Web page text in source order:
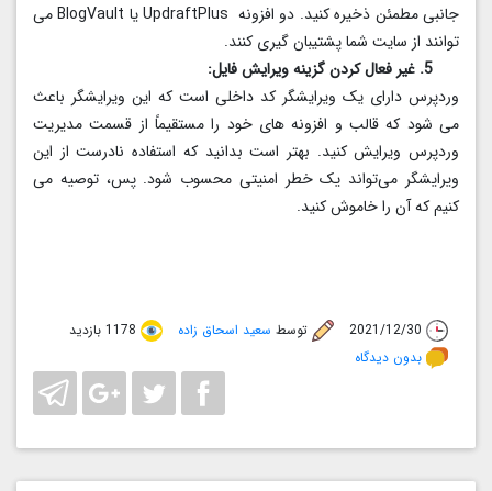
جانبی مطمئن ذخیره کنید. دو افزونه UpdraftPlus یا BlogVault می
توانند از سایت شما پشتیبان گیری کنند.
وردپرس دارای یک ویرایشگر کد داخلی است که این ویرایشگر باعث
می شود که قالب و افزونه‌ های خود را مستقیماً از قسمت مدیریت
وردپرس ویرایش کنید. بهتر است بدانید که استفاده نادرست از این
ویرایشگر می‌تواند یک خطر امنیتی محسوب شود. پس، توصیه می
کنیم که آن را خاموش کنید.
2021/12/30 توسطسعید اسحاق زاده
1178 بازدید
بدون دیدگاه